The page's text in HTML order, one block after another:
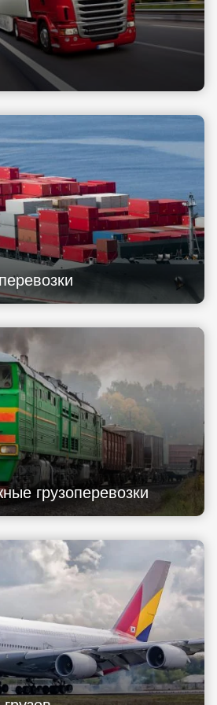
грузоперевозки